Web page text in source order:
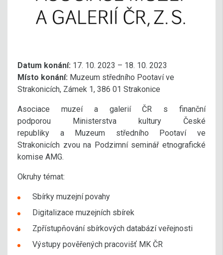
Datum konání: 17. 10. 2023 – 18. 10. 2023
Místo konání: Muzeum středního Pootaví ve
Strakonicích, Zámek 1, 386 01 Strakonice
Asociace muzeí a galerií ČR s finanční
podporou Ministerstva kultury České
republiky a Muzeum středního Pootaví ve
Strakonicích zvou na Podzimní seminář etnografické
komise AMG.
Okruhy témat:
Sbírky muzejní povahy
Digitalizace muzejních sbírek
Zpřístupňování sbírkových databází veřejnosti
Výstupy pověřených pracovišť MK ČR